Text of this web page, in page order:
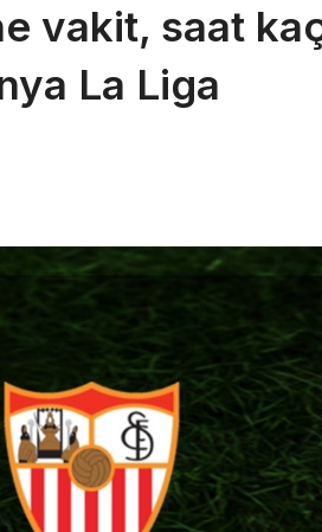
vakit, saat
La Liga